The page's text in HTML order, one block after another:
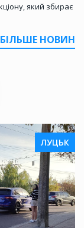
який збирає
БІЛЬШЕ НОВИН
ЛУЦЬК